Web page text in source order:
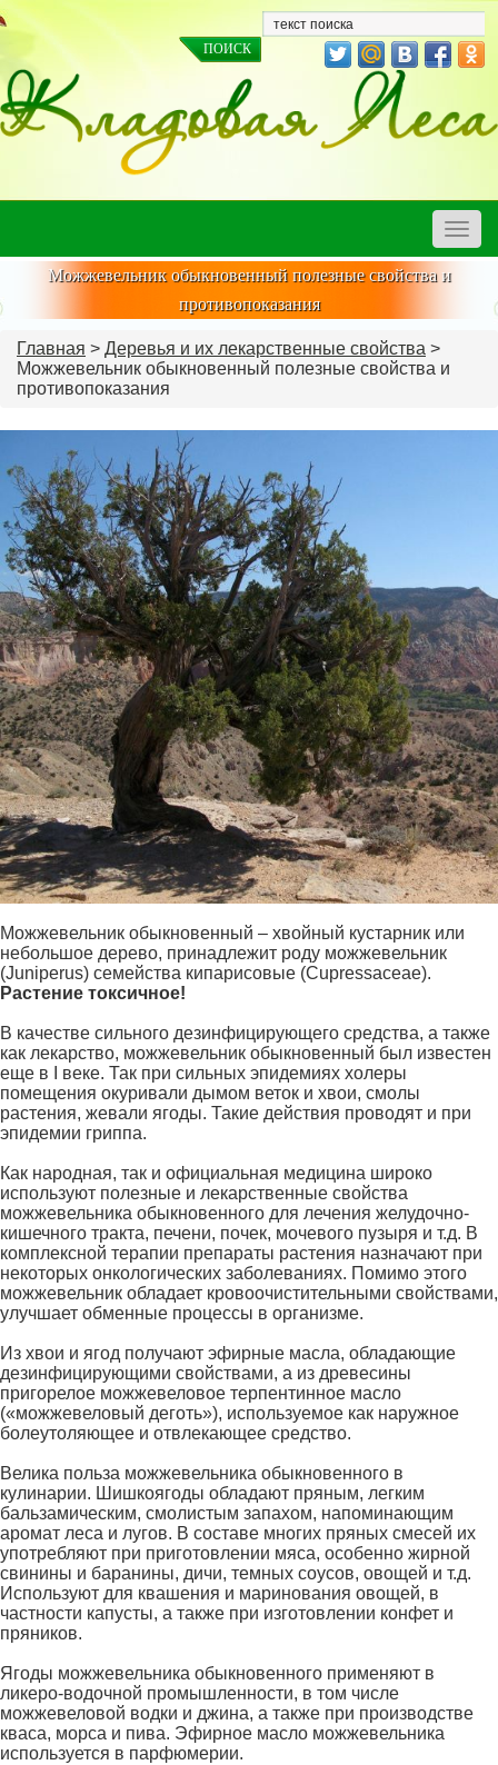
Toggle
Можжевельник обыкновенный полезные свойства и
противопоказания
Главная > Деревья и их лекарственные свойства >
Можжевельник обыкновенный полезные свойства и
противопоказания
Можжевельник обыкновенный – хвойный кустарник или
небольшое дерево, принадлежит роду можжевельник
(Juniperus) семейства кипарисовые (Cupressaceae).
Растение токсичное!
В качестве сильного дезинфицирующего средства, а также
как лекарство, можжевельник обыкновенный был известен
еще в I веке. Так при сильных эпидемиях холеры
помещения окуривали дымом веток и хвои, смолы
растения, жевали ягоды. Такие действия проводят и при
эпидемии гриппа.
Как народная, так и официальная медицина широко
используют полезные и лекарственные свойства
можжевельника обыкновенного для лечения желудочно-
кишечного тракта, печени, почек, мочевого пузыря и т.д. В
комплексной терапии препараты растения назначают при
некоторых онкологических заболеваниях. Помимо этого
можжевельник обладает кровоочистительными свойствами,
улучшает обменные процессы в организме.
Из хвои и ягод получают эфирные масла, обладающие
дезинфицирующими свойствами, а из древесины
пригорелое можжевеловое терпентинное масло
(«можжевеловый деготь»), используемое как наружное
болеутоляющее и отвлекающее средство.
Велика польза можжевельника обыкновенного в
кулинарии. Шишкоягоды обладают пряным, легким
бальзамическим, смолистым запахом, напоминающим
аромат леса и лугов. В составе многих пряных смесей их
употребляют при приготовлении мяса, особенно жирной
свинины и баранины, дичи, темных соусов, овощей и т.д.
Используют для квашения и маринования овощей, в
частности капусты, а также при изготовлении конфет и
пряников.
Ягоды можжевельника обыкновенного применяют в
ликеро-водочной промышленности, в том числе
можжевеловой водки и джина, а также при производстве
кваса, морса и пива. Эфирное масло можжевельника
используется в парфюмерии.